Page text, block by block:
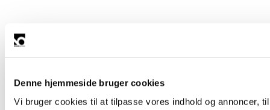
Denne hjemmeside bruger cookies
Vi bruger cookies til at tilpasse vores indhold og annoncer,